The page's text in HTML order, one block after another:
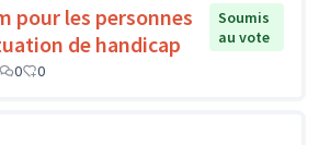
pour les personnes
de handicap
Soumis
au vote
0 0